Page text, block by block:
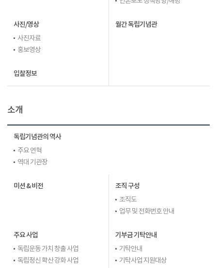
사진/영상
사진자료
홍보영상
월간 독립기념관
입찰정보
소개
독립기념관의 역사
주요 연혁
역대 기관장
미션 & 비전 조직 구성
조직도
업무 및 전화번호 안내
주요 사업
독립운동 가치 창출 사업
독립정신 확산 강화 사업
기부금 기탁안내
기탁안내
기탁사업 지원대상